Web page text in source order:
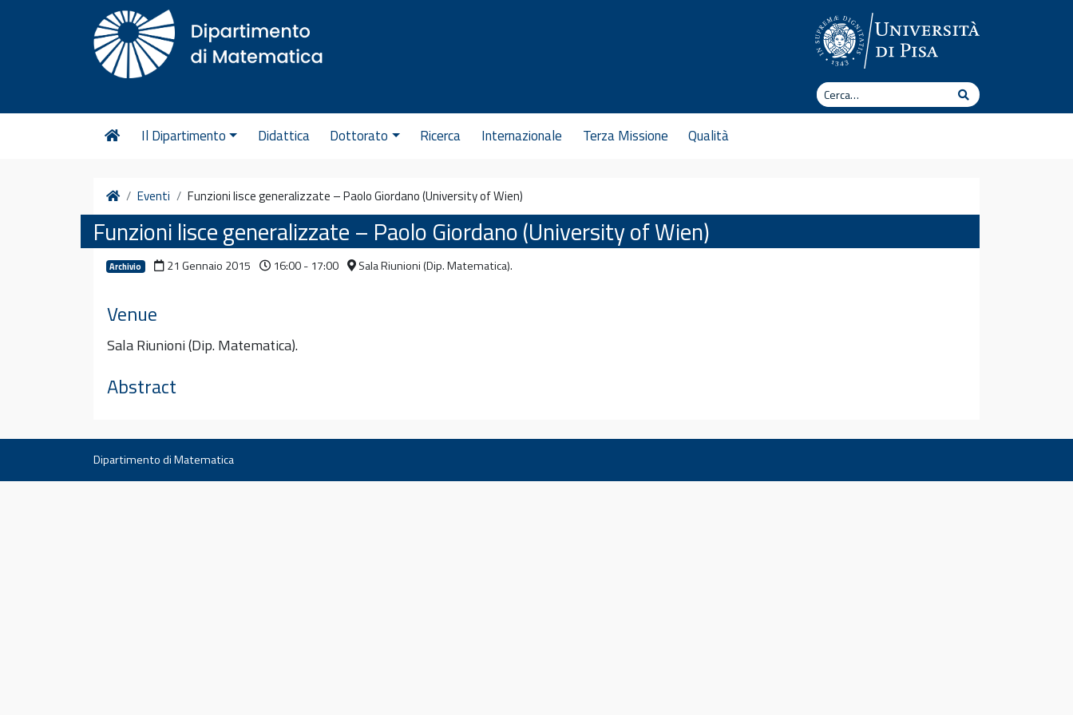
Cerca
Cerca
Il Dipartimento Didattica Dottorato Ricerca Internazionale Terza Missione Qualità
HomeEventi Funzioni lisce generalizzate – Paolo Giordano (University of Wien)
Funzioni lisce generalizzate – Paolo Giordano (University of Wien)
Archivio 21 Gennaio 2015 16:00 - 17:00 Sala Riunioni (Dip. Matematica).
Venue
Sala Riunioni (Dip. Matematica).
Abstract
Dipartimento di Matematica